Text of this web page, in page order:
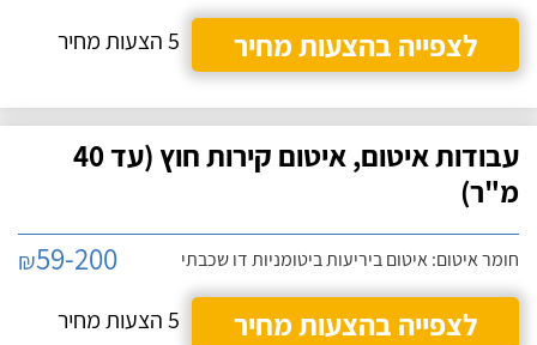
לצפייה בהצעות מחיר
5 הצעות מחיר
עבודות איטום, איטום קירות חוץ (עד 40
מ"ר)
חומר איטום: איטום ביריעות ביטומניות דו שכבתי ₪59-200
לצפייה בהצעות מחיר
5 הצעות מחיר